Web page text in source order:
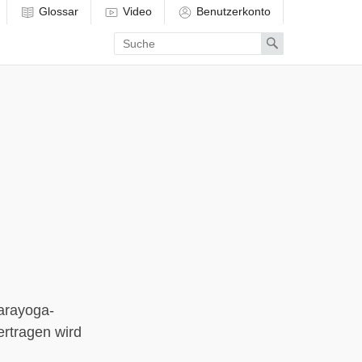
Glossar Video Benutzerkonto
Enter
search
term
Search
wird